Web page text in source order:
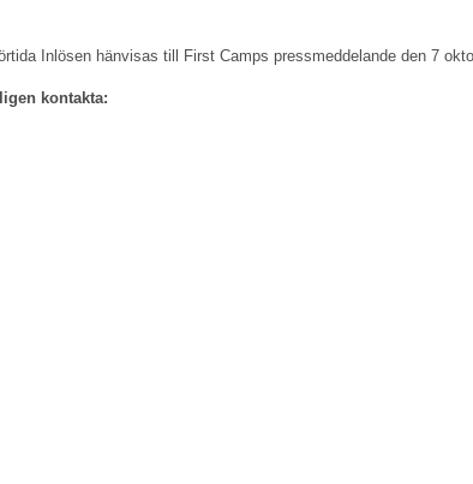
Inlösen hänvisas till First Camps pressmeddelande den 7
kontakta: